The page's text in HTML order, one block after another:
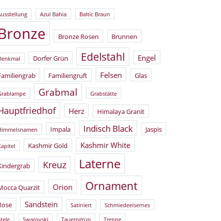
Azul Bahia Baltic Braun
Bronze Rosen Brunnen
Dorfer Grün Edelstahl Engel
Familiengruft Felsen Glas
Grabmal Grabstätte
Herz Himalaya Granit
Impala Indisch Black Jaspis
Kashmir Gold Kashmir White
Kreuz Laterne
Quarzit Orion Ornament
Sandstein Satiniert Schmiedeeisernes
Swarovski Tauerngrün Treppe